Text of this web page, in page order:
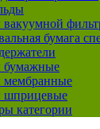
бумага
бумажные
мембранные
шприцевые
категории